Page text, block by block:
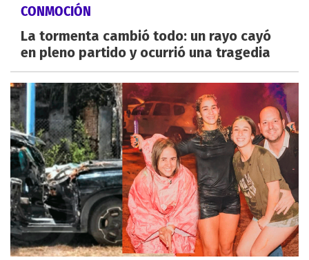
CONMOCIÓN
La tormenta cambió todo: un rayo cayó
en pleno partido y ocurrió una tragedia